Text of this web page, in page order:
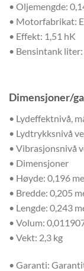
• Oljemengde:
• Motorfabrikat:
• Effekt: 1,51 hK
• Bensintank
Dimensjoner/
• Lydeffektnivå,
• Lydtrykksnivå
• Vibrasjonsnivå
• Dimensjoner
• Høyde: 0,196
• Bredde: 0,205
• Lengde: 0,243
• Volum:
• Vekt: 2,3 kg
• Garanti: